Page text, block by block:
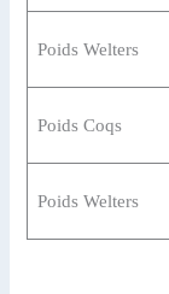
Poids Welters
Poids Coqs
Poids Welters